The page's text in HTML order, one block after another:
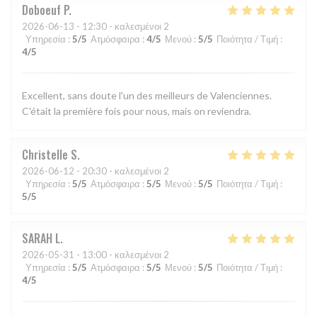
Doboeuf P
2026-06-13 - 12:30 - καλεσμένοι 2
Υπηρεσία : 5/5 Ατμόσφαιρα : 4/5 Μενού : 5/5 Ποιότητα / Τιμή :
4/5
Excellent, sans doute l'un des meilleurs de Valenciennes.
C'était la première fois pour nous, mais on reviendra.
Christelle S
2026-06-12 - 20:30 - καλεσμένοι 2
Υπηρεσία : 5/5 Ατμόσφαιρα : 5/5 Μενού : 5/5 Ποιότητα / Τιμή :
5/5
SARAH L
2026-05-31 - 13:00 - καλεσμένοι 2
Υπηρεσία : 5/5 Ατμόσφαιρα : 5/5 Μενού : 5/5 Ποιότητα / Τιμή :
4/5